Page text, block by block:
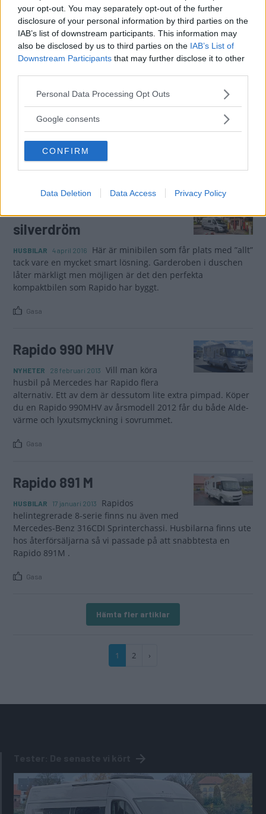
your opt-out. You may separately opt-out of the further
disclosure of your personal information by third parties on the
IAB’s list of downstream participants. This information may
also be disclosed by us to third parties on the IAB’s List of
Downstream Participants that may further disclose it to other
Please note that this website/app uses one or more Google
not limited to your visit or usage behaviour. You may click to
use your data for below specified purposes in below Google
consent section.
Personal Data Processing Opt Outs
Google consents
CONFIRM
Data Deletion Data Access Privacy Policy
ovanligt stor sittgrupp och ett exceptionellt kök. Vi fick
provköra modellen där de byggs.
Rapido 640 F
TESTER 6 maj 2016
Ibland kommer det
här är en av dessa. Utifrån ser Rapido 640 F i stort sett ut
världen. Från nummer 4.2014.
Gasa (2)
Dreamer D55 - Diskret
silverdröm
HUSBILAR 4 april 2016
Här är minibilen som får plats med ”allt”
tack vare en mycket smart lösning. Garderoben i duschen
låter märkligt men möjligen är det den perfekta
kompaktbilen som Rapido har byggt.
Gasa
Rapido 990 MHV
NYHETER 28 februari 2013
Vill man köra
husbil på Mercedes har Rapido flera
alternativ. Ett av dem är dessutom lite extra pimpad. Köper
du en Rapido 990MHV av årsmodell 2012 får du både Alde-
värme och lyxutsmyckning i sovrummet.
Gasa
Rapido 891 M
HUSBILAR 17 januari 2013
Rapidos
helintegrerade 8-serie finns nu även med
Mercedes-Benz 316CDI Sprinterchassi. Husbilarna finns ute
hos återförsäljarna så vi passade på att snabbtesta en
Rapido 891M .
Gasa
Hämta fler artiklar
Nuvarande
1 Sida
2
Nästa
›